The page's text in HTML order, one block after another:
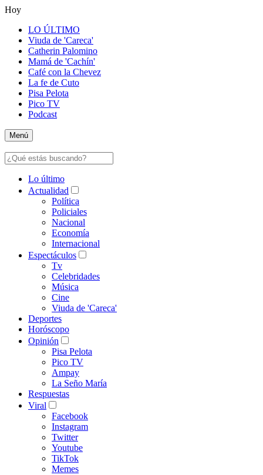
Hoy
LO ÚLTIMO
Viuda de 'Careca'
Catherin Palomino
Mamá de 'Cachín'
Café con la Chevez
La fe de Cuto
Pisa Pelota
Pico TV
Podcast
Menú
Lo último
Actualidad
Política
Policiales
Nacional
Economía
Internacional
Espectáculos
Tv
Celebridades
Música
Cine
Viuda de 'Careca'
Deportes
Horóscopo
Opinión
Pisa Pelota
Pico TV
Ampay
La Seño María
Respuestas
Viral
Facebook
Instagram
Twitter
Youtube
TikTok
Memes